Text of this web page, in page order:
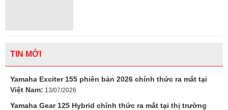
TIN MỚI
Yamaha Exciter 155 phiên bản 2026 chính thức ra mắt tại
Việt Nam: 13/07/2026
Yamaha Gear 125 Hybrid chính thức ra mắt tại thị trường